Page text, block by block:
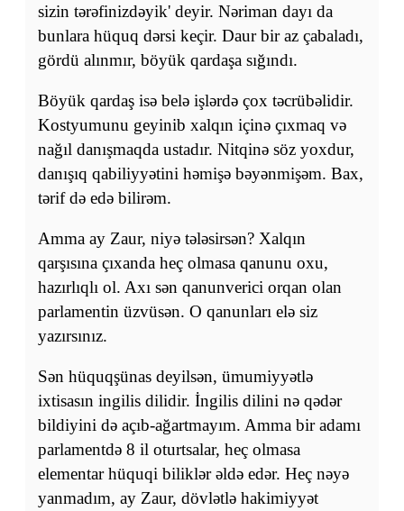
sizin tərəfinizdəyik' deyir. Nəriman dayı da
bunlara hüquq dərsi keçir. Daur bir az çabaladı,
gördü alınmır, böyük qardaşa sığındı.
Böyük qardaş isə belə işlərdə çox təcrübəlidir.
Kostyumunu geyinib xalqın içinə çıxmaq və
nağıl danışmaqda ustadır. Nitqinə söz yoxdur,
danışıq qabiliyyətini həmişə bəyənmişəm. Bax,
tərif də edə bilirəm.
Amma ay Zaur, niyə tələsirsən? Xalqın
qarşısına çıxanda heç olmasa qanunu oxu,
hazırlıqlı ol. Axı sən qanunverici orqan olan
parlamentin üzvüsən. O qanunları elə siz
yazırsınız.
Sən hüquqşünas deyilsən, ümumiyyətlə
ixtisasın ingilis dilidir. İngilis dilini nə qədər
bildiyini də açıb-ağartmayım. Amma bir adamı
parlamentdə 8 il oturtsalar, heç olmasa
elementar hüquqi biliklər əldə edər. Heç nəyə
yanmadım, ay Zaur, dövlətlə hakimiyyət